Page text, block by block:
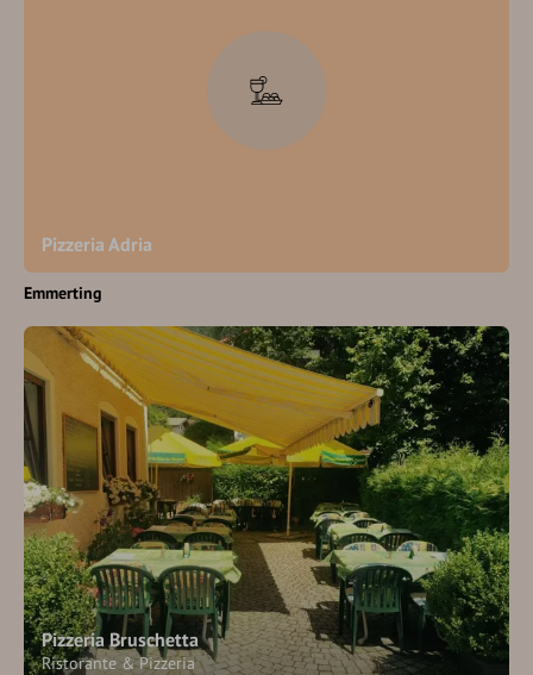
Pizzeria Adria
Emmerting
Pizzeria Bruschetta
Ristorante & Pizzeria